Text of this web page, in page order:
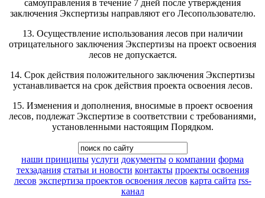
самоуправления в течение 7 дней после утверждения
заключения Экспертизы направляют его Лесопользователю.
13. Осуществление использования лесов при наличии
отрицательного заключения Экспертизы на проект освоения
лесов не допускается.
14. Срок действия положительного заключения Экспертизы
устанавливается на срок действия проекта освоения лесов.
15. Изменения и дополнения, вносимые в проект освоения
лесов, подлежат Экспертизе в соответствии с требованиями,
установленными настоящим Порядком.
наши принципы услуги документы о компании форма
техзадания статьи и новости контакты проекты освоения
лесов экспертиза проектов освоения лесов карта сайта rss-
канал